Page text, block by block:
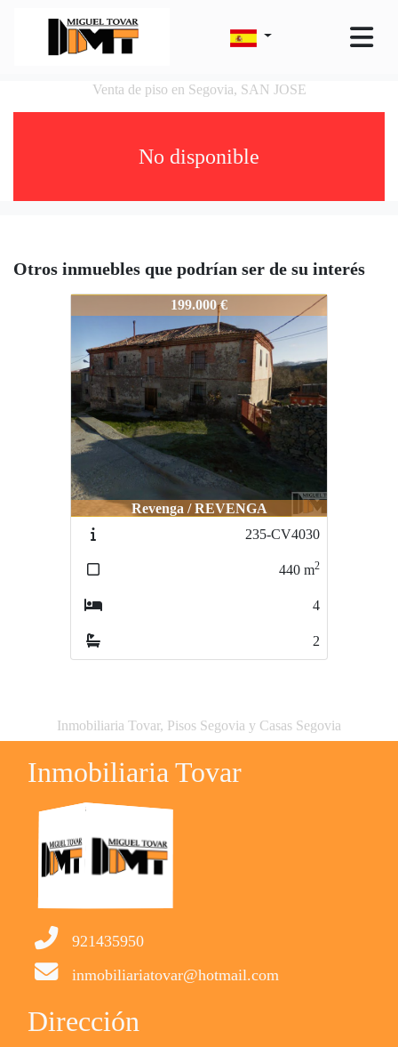
Venta de piso en Segovia, SAN JOSE
No disponible
Otros inmuebles que podrían ser de su interés
199.000 €
Revenga / REVENGA
235-CV4030
440 m2
4
2
Inmobiliaria Tovar, Pisos Segovia y Casas Segovia
Inmobiliaria Tovar
921435950
inmobiliariatovar@hotmail.com
Dirección